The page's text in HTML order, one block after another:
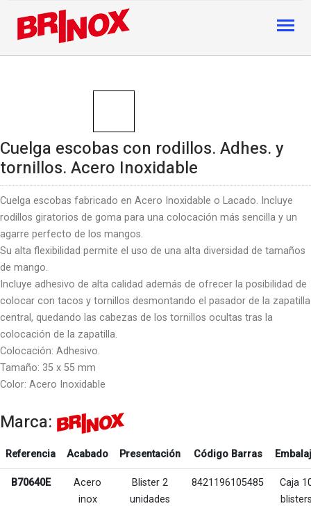
Cuelga escobas con rodillos. Adhes. y
tornillos. Acero Inoxidable
Cuelga escobas fabricado en Acero Inoxidable o Lacado. Incluye
rodillos giratorios de goma para una colocación más sencilla y un
agarre perfecto de los mangos.
Su alta flexibilidad permite el uso de una alta diversidad de tamaños
de mango.
Incluye adhesivo de alta calidad además de ofrecer la posibilidad de
colocar con tacos y tornillos desmontando el pasador de la zapatilla
central, quedando las cabezas de los tornillos ocultas tras la
colocación de la zapatilla.
Colocación: Adhesivo.
Tamaño: 35 x 55 mm
Color: Acero Inoxidable
Marca:
Referencia Acabado Presentación Código Barras
B70640E
Acero
inox
Blister 2
unidades
8421196105485
Caja